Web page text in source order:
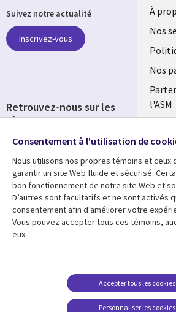
À
Nos
Nos
l'ASM
Ressources
Library
Links
Articles
Blog
FAQ
Suivez notre actualité
Inscrivez-vous
Retrouvez-nous sur les
réseaux
Social
Media
FRANCE
Consentement à l'utilisation de
Nous utilisons nos propres témoins et ceux
garantir un site Web fluide et sécurisé.
bon fonctionnement de notre site Web et
D’autres sont facultatifs et ne sont activés
consentement afin d’améliorer votre
Vous pouvez accepter tous ces témoins,
eux.
Personnaliser les cookies
Accepter tous les cookies